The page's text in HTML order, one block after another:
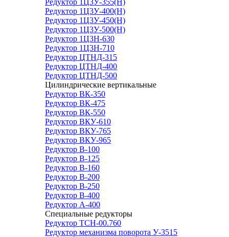
Редуктор 1Ц3У-355(Н)
Редуктор 1Ц3У-400(Н)
Редуктор 1Ц3У-450(Н)
Редуктор 1Ц3У-500(Н)
Редуктор 1Ц3Н-630
Редуктор 1Ц3Н-710
Редуктор ЦТНД-315
Редуктор ЦТНД-400
Редуктор ЦТНД-500
Цилиндрические вертикальные
Редуктор ВК-350
Редуктор ВК-475
Редуктор ВК-550
Редуктор ВКУ-610
Редуктор ВКУ-765
Редуктор ВКУ-965
Редуктор В-100
Редуктор В-125
Редуктор В-160
Редуктор В-200
Редуктор В-250
Редуктор В-400
Редуктор А-400
Специальные редукторы
Редуктор ТСН-00.760
Редуктор механизма поворота У-3515